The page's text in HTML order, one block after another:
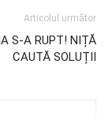
Articolul următor
S-A RUPT! NIȚĂ
CAUTĂ SOLUȚII